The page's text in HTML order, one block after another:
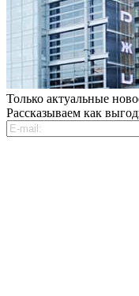
Только актуальные
Рассказываем как